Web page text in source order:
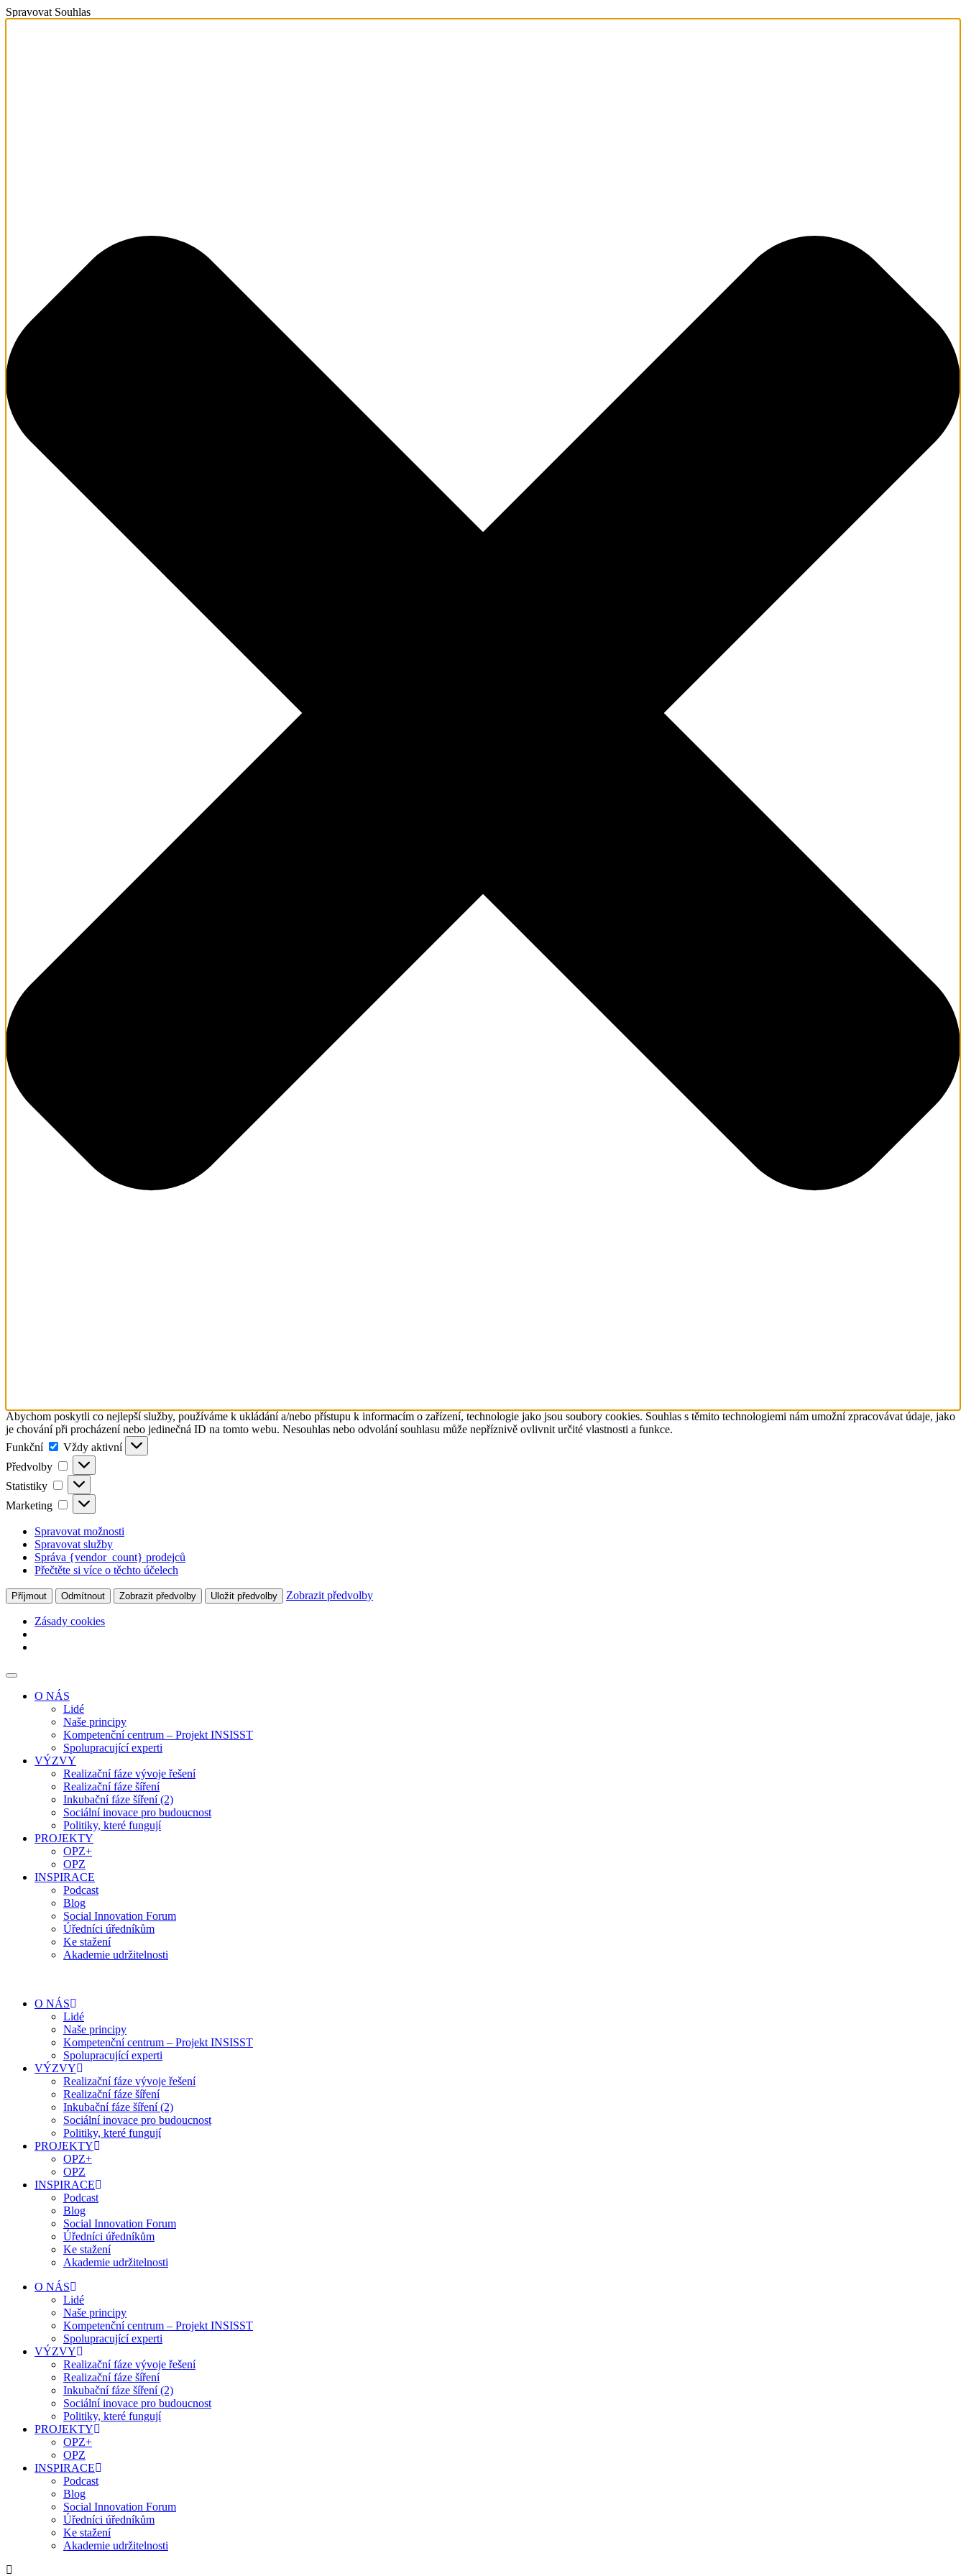
Spravovat Souhlas
Abychom poskytli co nejlepší služby, používáme k ukládání a/nebo přístupu k informacím o zařízení, technologie jako jsou soubory cookies. Souhlas s těmito technologiemi nám umožní zpracovávat údaje, jako
je chování při procházení nebo jedinečná ID na tomto webu. Nesouhlas nebo odvolání souhlasu může nepříznivě ovlivnit určité vlastnosti a funkce.
Funkční
Funkční
Vždy aktivní
Předvolby
Předvolby
Statistiky Statistiky
Marketing Marketing
Spravovat možnosti
Spravovat služby
Správa {vendor_count} prodejců
Přečtěte si více o těchto účelech
Příjmout Odmítnout Zobrazit předvolby Uložit předvolby Zobrazit předvolby
Zásady cookies
O NÁS
Lidé
Naše principy
Kompetenční centrum – Projekt INSISST
Spolupracující experti
VÝZVY
Realizační fáze vývoje řešení
Realizační fáze šíření
Inkubační fáze šíření (2)
Sociální inovace pro budoucnost
Politiky, které fungují
PROJEKTY
OPZ+
OPZ
INSPIRACE
Podcast
Blog
Social Innovation Forum
Úředníci úředníkům
Ke stažení
Akademie udržitelnosti
O NÁS
Lidé
Naše principy
Kompetenční centrum – Projekt INSISST
Spolupracující experti
VÝZVY
Realizační fáze vývoje řešení
Realizační fáze šíření
Inkubační fáze šíření (2)
Sociální inovace pro budoucnost
Politiky, které fungují
PROJEKTY
OPZ+
OPZ
INSPIRACE
Podcast
Blog
Social Innovation Forum
Úředníci úředníkům
Ke stažení
Akademie udržitelnosti
O NÁS
Lidé
Naše principy
Kompetenční centrum – Projekt INSISST
Spolupracující experti
VÝZVY
Realizační fáze vývoje řešení
Realizační fáze šíření
Inkubační fáze šíření (2)
Sociální inovace pro budoucnost
Politiky, které fungují
PROJEKTY
OPZ+
OPZ
INSPIRACE
Podcast
Blog
Social Innovation Forum
Úředníci úředníkům
Ke stažení
Akademie udržitelnosti